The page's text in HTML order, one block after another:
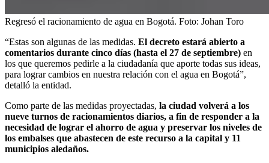
Regresó el racionamiento de agua en Bogotá. Foto: Johan Toro
“Estas son algunas de las medidas. El decreto estará abierto a
comentarios durante cinco días (hasta el 27 de septiembre) en
los que queremos pedirle a la ciudadanía que aporte todas sus ideas,
para lograr cambios en nuestra relación con el agua en Bogotá”,
detalló la entidad.
Como parte de las medidas proyectadas, la ciudad volverá a los
nueve turnos de racionamientos diarios, a fin de responder a la
necesidad de lograr el ahorro de agua y preservar los niveles de
los embalses que abastecen de este recurso a la capital y 11
municipios aledaños.